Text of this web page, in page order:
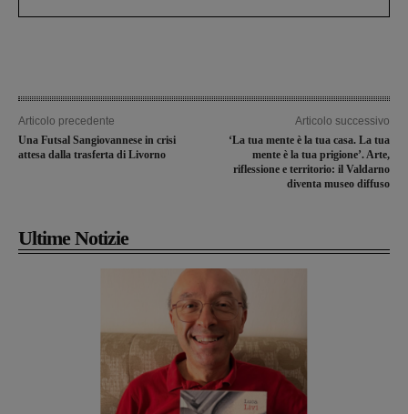
Articolo precedente
Una Futsal Sangiovannese in crisi
attesa dalla trasferta di Livorno
Articolo successivo
‘La tua mente è la tua casa. La tua
mente è la tua prigione’. Arte,
riflessione e territorio: il Valdarno
diventa museo diffuso
Ultime Notizie